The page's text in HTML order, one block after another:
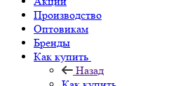
Производство
Оптовикам
Бренды
Как купить
Назад